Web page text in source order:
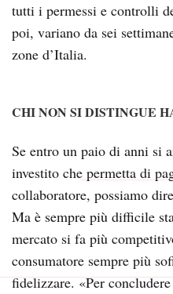
tutti i permessi e controlli
poi, variano da sei
zone d’Italia.
CHI NON SI DISTINGUE
Se entro un paio di anni si
investito che permetta di
collaboratore, possiamo
Ma è sempre più difficile
mercato si fa più
consumatore sempre più
fidelizzare. «Per